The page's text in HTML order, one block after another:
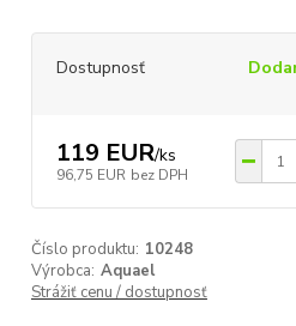
Dostupnosť
119 EUR/ks
96,75 EUR bez DPH
Číslo produktu: 10248
Výrobca: Aquael
Strážiť cenu / dostupnosť